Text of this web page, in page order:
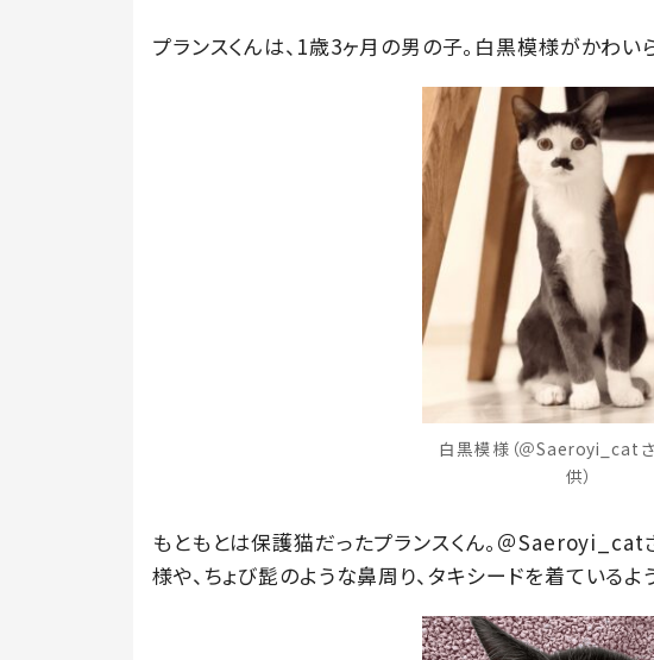
プランスくんは、1歳3ヶ月の男の子。白黒模様がかわい
白黒模様（＠Saeroyi_cat
供）
もともとは保護猫だったプランスくん。＠Saeroyi_cat
様や、ちょび髭のような鼻周り、タキシードを着ている